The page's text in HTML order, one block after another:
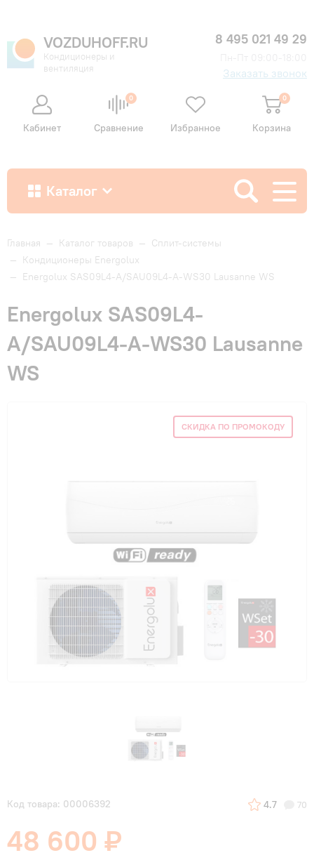
VOZDUHOFF.RU
Кондиционеры и
вентиляция
8 495 021 49 29
Заказать звонок
Кабинет
0
Сравнение Избранное
0
Корзина
Каталог
Как купить
Доставка и оплата
Гарантия и сервис
Монтаж
Главная — Каталог товаров — Сплит-системы
— Кондиционеры Energolux
— Energolux SAS09L4-A/SAU09L4-A-WS30 Lausanne WS
Energolux SAS09L4-
A/SAU09L4-A-WS30 Lausanne
WS
СКИДКА ПО ПРОМОКОДУ
Код товара: 00006392 4.7 70
48 600 ₽